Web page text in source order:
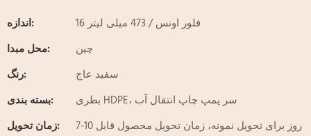
اندازه:
16 فلور اونس / 473 میلی لیتر
محل مبدا:
چین
رنگ:
سفید عاج
بسته بندی:
بطری HDPE، سر پمپ چاپ انتقال آب
زمان تحویل:
7-10 روز برای تحویل نمونه، زمان تحویل محصول قابل